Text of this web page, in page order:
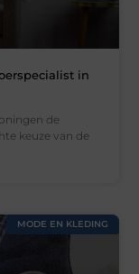
in
de
keuze van de
MODE EN KLEDING